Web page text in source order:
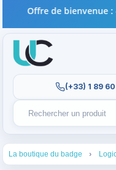
Rechercher un
Recherches
(+33) 1 89
Offre de bienvenue :
La boutique du badge